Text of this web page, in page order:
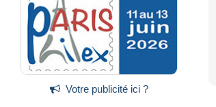
Votre publicité ici ?